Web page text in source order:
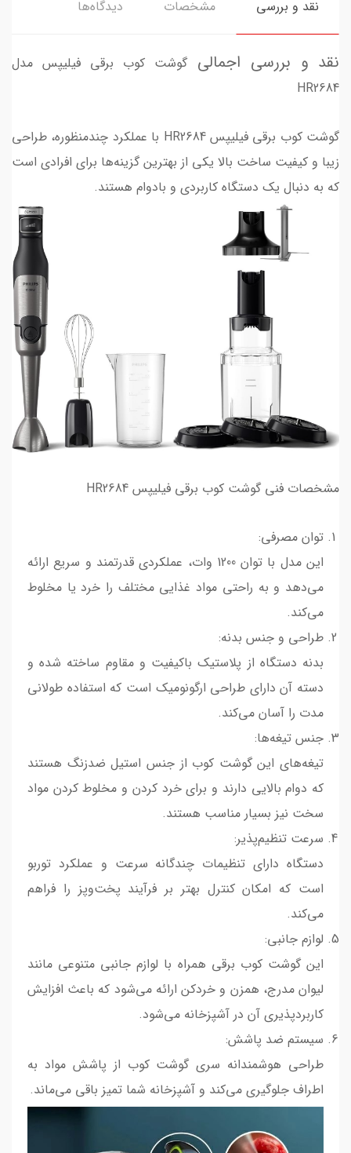
نقد و بررسی مشخصات دیدگاه‌ها
نقد و بررسی اجمالیگوشت کوب برقی فیلیپس مدل
HR2684
گوشت کوب برقی فیلیپس HR2684 با عملکرد چندمنظوره، طراحی
زیبا و کیفیت ساخت بالا یکی از بهترین گزینه‌ها برای افرادی است
که به دنبال یک دستگاه کاربردی و بادوام هستند.
مشخصات فنی گوشت کوب برقی فیلیپس HR2684
توان مصرفی:
این مدل با توان 1200 وات، عملکردی قدرتمند و سریع ارائه
می‌دهد و به راحتی مواد غذایی مختلف را خرد یا مخلوط
می‌کند.
طراحی و جنس بدنه:
بدنه دستگاه از پلاستیک باکیفیت و مقاوم ساخته شده و
دسته آن دارای طراحی ارگونومیک است که استفاده طولانی
مدت را آسان می‌کند.
جنس تیغه‌ها:
تیغه‌های این گوشت کوب از جنس استیل ضدزنگ هستند
که دوام بالایی دارند و برای خرد کردن و مخلوط کردن مواد
سخت نیز بسیار مناسب هستند.
سرعت تنظیم‌پذیر:
دستگاه دارای تنظیمات چندگانه سرعت و عملکرد توربو
است که امکان کنترل بهتر بر فرآیند پخت‌وپز را فراهم
می‌کند.
لوازم جانبی:
این گوشت کوب برقی همراه با لوازم جانبی متنوعی مانند
لیوان مدرج، همزن و خردکن ارائه می‌شود که باعث افزایش
کاربردپذیری آن در آشپزخانه می‌شود.
سیستم ضد پاشش:
طراحی هوشمندانه سری گوشت کوب از پاشش مواد به
اطراف جلوگیری می‌کند و آشپزخانه شما تمیز باقی می‌ماند.